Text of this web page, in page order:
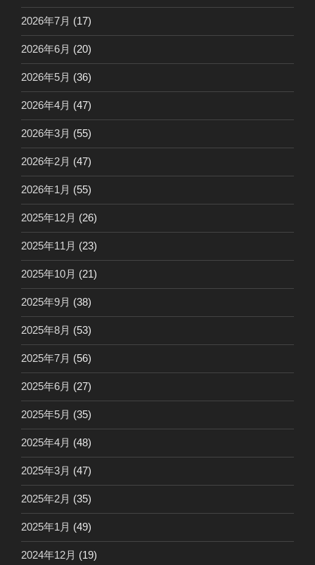
2026年7月 (17)
2026年6月 (20)
2026年5月 (36)
2026年4月 (47)
2026年3月 (55)
2026年2月 (47)
2026年1月 (55)
2025年12月 (26)
2025年11月 (23)
2025年10月 (21)
2025年9月 (38)
2025年8月 (53)
2025年7月 (56)
2025年6月 (27)
2025年5月 (35)
2025年4月 (48)
2025年3月 (47)
2025年2月 (35)
2025年1月 (49)
2024年12月 (19)